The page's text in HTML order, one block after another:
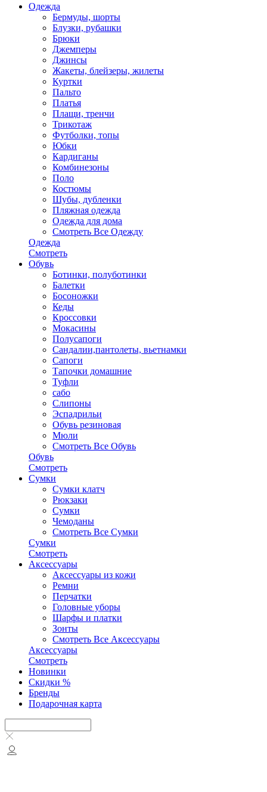
Одежда
Бермуды, шорты
Блузки, рубашки
Брюки
Джемперы
Джинсы
Жакеты, блейзеры, жилеты
Куртки
Пальто
Платья
Плащи, тренчи
Трикотаж
Футболки, топы
Юбки
Кардиганы
Комбинезоны
Поло
Костюмы
Шубы, дубленки
Пляжная одежда
Одежда для дома
Смотреть Все Одежду
Одежда
Смотреть
Обувь
Ботинки, полуботинки
Балетки
Босоножки
Кеды
Кроссовки
Мокасины
Полусапоги
Сандалии,пантолеты, вьетнамки
Сапоги
Тапочки домашние
Туфли
сабо
Слипоны
Эспадрильи
Обувь резиновая
Мюли
Смотреть Все Обувь
Обувь
Смотреть
Сумки
Сумки клатч
Рюкзаки
Сумки
Чемоданы
Смотреть Все Сумки
Сумки
Смотреть
Аксессуары
Аксессуары из кожи
Ремни
Перчатки
Головные уборы
Шарфы и платки
Зонты
Смотреть Все Аксессуары
Аксессуары
Смотреть
Новинки
Скидки %
Бренды
Подарочная карта